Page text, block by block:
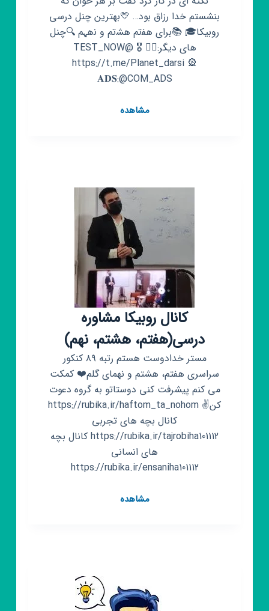
بنشستم خدا رزاق بود… 💛بهترین چنل درسی
روبیکا🎓 📚برای هف‍‌ت‍‌م هش‍‌ت‍‌م و ن‍‌هہم 🔍‌چنل
های دیگر:👇🏼 🎖 @TEST_NOW
https://t.me/Planet_darsi 🎡
𝐀𝐃𝐒:@COM_ADS
مشاهدهکانال
ᴋᴀᴅᴇ
کانال روبیکا مشاوره
درسی(هفتم، هشتم، نهم)
مستر خدادوست هستم رتبه ۸۹ کنکور
سراسری هفتم، هشتم و نهمای گلم❤️ کمکت
می کنم پیشرفت کنی دوستاتو به گروه دعوت
کن✌️ https://rubika.ir/haftom_ta_nohom
کانال بچه های تجربی
https://rubika.ir/tajrobiha101112 کانال بچه
های انسانی
https://rubika.ir/ensaniha101112
مشاهدهکانال